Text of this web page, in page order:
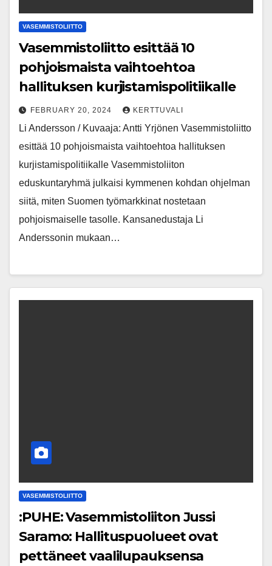
VASEMMISTOLIITTO
Vasemmistoliitto esittää 10
pohjoismaista vaihtoehtoa
hallituksen kurjistamispolitiikalle
FEBRUARY 20, 2024 KERTTUVALI
Li Andersson / Kuvaaja: Antti Yrjönen Vasemmistoliitto
esittää 10 pohjoismaista vaihtoehtoa hallituksen
kurjistamispolitiikalle Vasemmistoliiton
eduskuntaryhmä julkaisi kymmenen kohdan ohjelman
siitä, miten Suomen työmarkkinat nostetaan
pohjoismaiselle tasolle. Kansanedustaja Li
Anderssonin mukaan…
VASEMMISTOLIITTO
:PUHE: Vasemmistoliiton Jussi
Saramo: Hallituspuolueet ovat
pettäneet vaalilupauksensa